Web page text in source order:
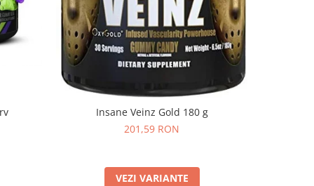
Insane Veinz Gold 180 g
201,59 RON
VEZI VARIANTE